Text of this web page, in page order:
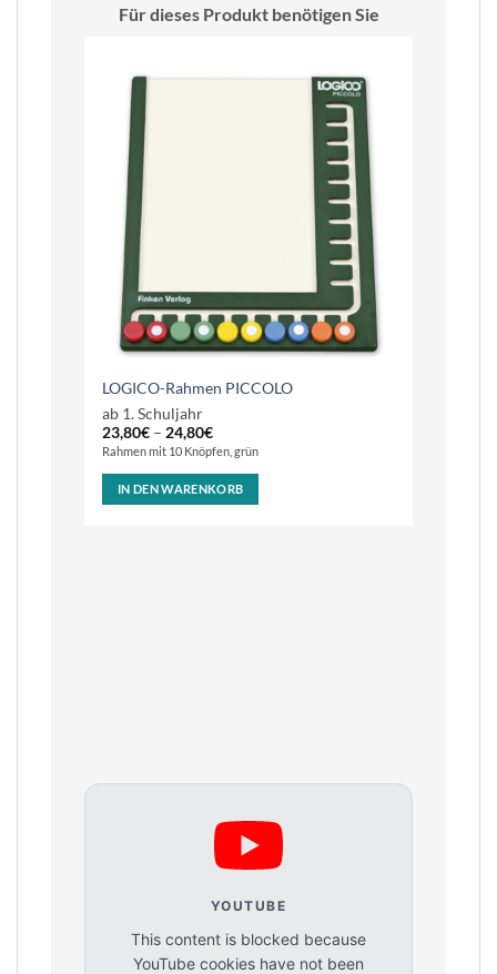
Für dieses Produkt benötigen Sie
LOGICO-Rahmen PICCOLO
ab 1. Schuljahr
23,80€ – 24,80€
Rahmen mit 10 Knöpfen, grün
IN DEN WARENKORB
YOUTUBE
This content is blocked because
YouTube cookies have not been